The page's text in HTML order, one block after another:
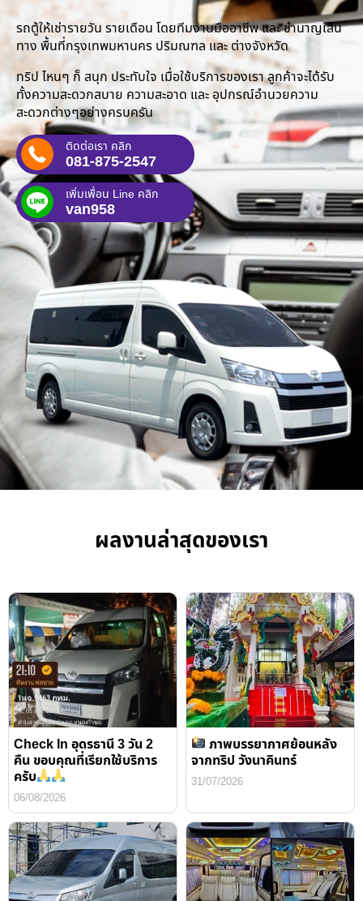
รถตู้ให้เช่ารายวัน รายเดือน โดยทีมงานมืออาชีพ และ ชำนาญเส้น
ทาง พื้นที่กรุงเทพมหานคร ปริมณฑล และ ต่างจังหวัด
ทริป ไหนๆ ก็ สนุก ประทับใจ เมื่อใช้บริการของเรา ลูกค้าจะได้รับ
ทั้งความสะดวกสบาย ความสะอาด และ อุปกรณ์อำนวยความ
สะดวกต่างๆอย่างครบครัน
ติดต่อเรา คลิก
081-875-2547
เพิ่มเพื่อน Line คลิก
van958
ผลงานล่าสุดของเรา
Check In อุดรธานี 3 วัน 2
คืน ขอบคุณที่เรียกใช้บริการ
ครับ
06/08/2026
ภาพบรรยากาศย้อนหลัง
จากทริป วังนาคินทร์
31/07/2026